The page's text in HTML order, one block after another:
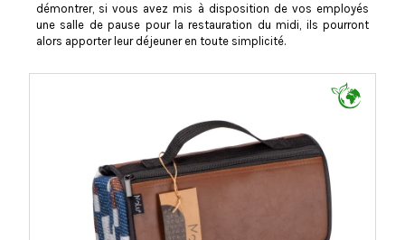
démontrer, si vous avez mis à disposition de vos employés
une salle de pause pour la restauration du midi, ils pourront
alors apporter leur déjeuner en toute simplicité.